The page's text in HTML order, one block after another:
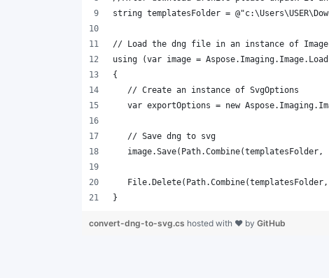
}
convert-dng-to-svg.cs hosted with ❤ by GitHub